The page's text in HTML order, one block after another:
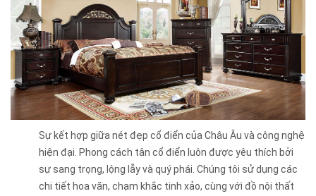
Sự kết hợp giữa nét đẹp cổ điển của Châu Âu và công nghệ
hiện đại. Phong cách tân cổ điển luôn được yêu thích bởi
sự sang trọng, lộng lẫy và quý phái. Chúng tôi sử dụng các
chi tiết hoa văn, chạm khắc tinh xảo, cùng với đồ nội thất